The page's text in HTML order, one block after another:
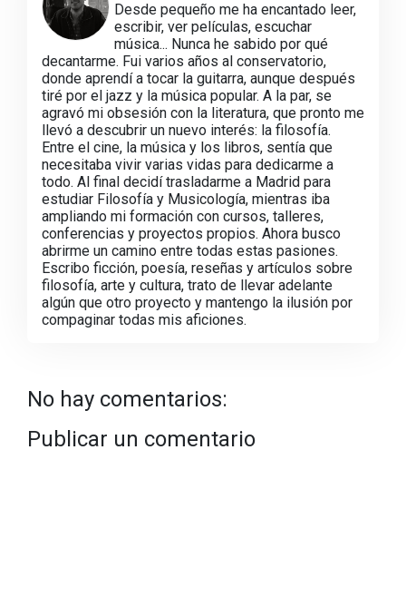
Desde pequeño me ha encantado leer,
escribir, ver películas, escuchar
música... Nunca he sabido por qué
decantarme. Fui varios años al conservatorio,
donde aprendí a tocar la guitarra, aunque después
tiré por el jazz y la música popular. A la par, se
agravó mi obsesión con la literatura, que pronto me
llevó a descubrir un nuevo interés: la filosofía.
Entre el cine, la música y los libros, sentía que
necesitaba vivir varias vidas para dedicarme a
todo. Al final decidí trasladarme a Madrid para
estudiar Filosofía y Musicología, mientras iba
ampliando mi formación con cursos, talleres,
conferencias y proyectos propios. Ahora busco
abrirme un camino entre todas estas pasiones.
Escribo ficción, poesía, reseñas y artículos sobre
filosofía, arte y cultura, trato de llevar adelante
algún que otro proyecto y mantengo la ilusión por
compaginar todas mis aficiones.
No hay comentarios:
Publicar un comentario